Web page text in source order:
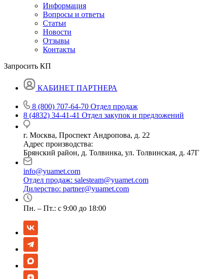
Информация
Вопросы и ответы
Статьи
Новости
Отзывы
Контакты
Запросить КП
КАБИНЕТ ПАРТНЕРА
8 (800) 707-64-70 Отдел продаж
8 (4832) 34-41-41 Отдел закупок и предложений
г. Москва, Проспект Андропова, д. 22
Адрес производства:
Брянский район, д. Толвинка, ул. Толвинская, д. 47Г
info@yuamet.com
Отдел продаж: salesteam@yuamet.com
Дилерство: partner@yuamet.com
Пн. – Пт.: с 9:00 до 18:00